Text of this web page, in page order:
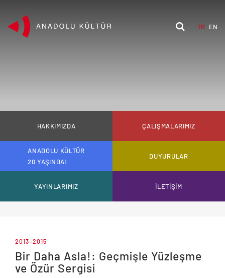
TR EN
HAKKIMIZDA ÇALIŞMALARIMIZ
ANADOLU KÜLTÜR
20 YAŞINDA!
DUYURULAR
YAYINLARIMIZ İLETİŞİM
2013–2015
Bir Daha Asla!: Geçmişle Yüzleşme
ve Özür Sergisi